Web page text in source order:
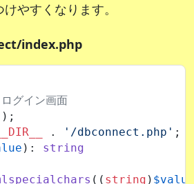
やすくなります。
index.php
イン画面
__DIR__ . '/dbconnect.php'
): string
(( string ) $value